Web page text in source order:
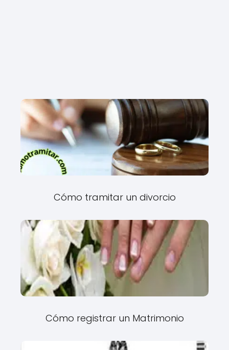
Cómo tramitar un divorcio
Cómo registrar un Matrimonio